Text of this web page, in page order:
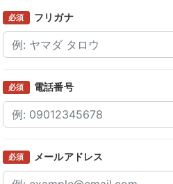
必須 フリガナ
必須 電話番号
必須 メールアドレス